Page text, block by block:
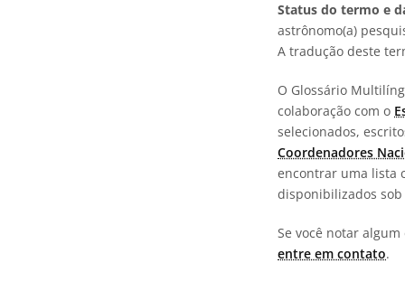
Status do termo e
astrônomo(a)
A tradução deste
O Glossário
colaboração com o
selecionados,
Coordenadores
encontrar uma lista
disponibilizados
Se você notar
entre em contato.